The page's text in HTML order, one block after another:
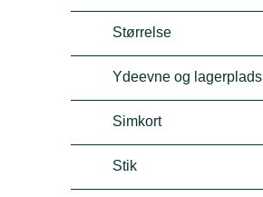
Størrelse
Ydeevne og lagerplads
Simkort
Stik